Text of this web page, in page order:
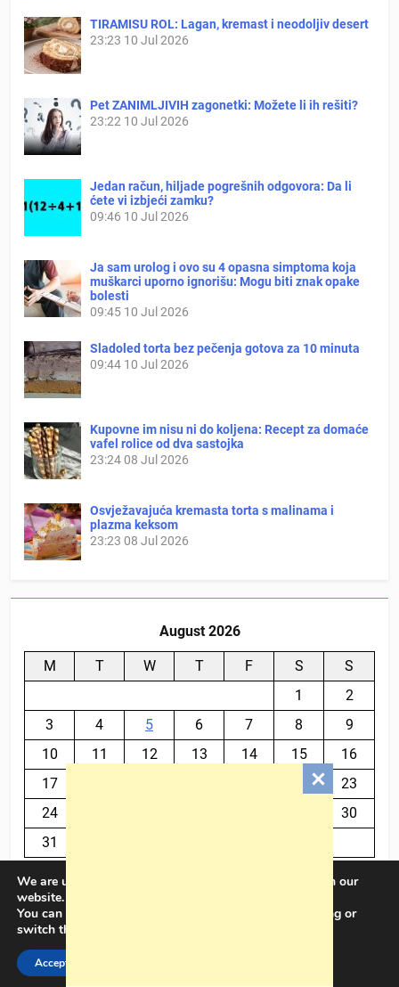
TIRAMISU ROL: Lagan, kremast i neodoljiv desert
23:23 10 Jul 2026
Pet ZANIMLJIVIH zagonetki: Možete li ih rešiti?
23:22 10 Jul 2026
Jedan račun, hiljade pogrešnih odgovora: Da li
ćete vi izbjeći zamku?
09:46 10 Jul 2026
Ja sam urolog i ovo su 4 opasna simptoma koja
muškarci uporno ignorišu: Mogu biti znak opake
bolesti
09:45 10 Jul 2026
Sladoled torta bez pečenja gotova za 10 minuta
09:44 10 Jul 2026
Kupovne im nisu ni do koljena: Recept za domaće
vafel rolice od dva sastojka
23:2408 Jul 2026
Osvježavajuća kremasta torta s malinama i
plazma keksom
23:23 08 Jul 2026
August 2026
M T W T F S
S
1
2
3
4 5 6 7 8
9
10
11 12 13 14 15
16
17
23
24
30
31
BalkanPlus 2024© Powered By
We are using cookies to give you the best experience on our
website.
You can find out more about which cookies we are using or
switch them off in
Accept